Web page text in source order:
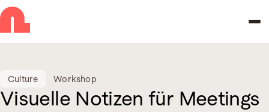
Skip to navigation
Skip to main content
Culture Workshop
Visuelle Notizen für Meetings